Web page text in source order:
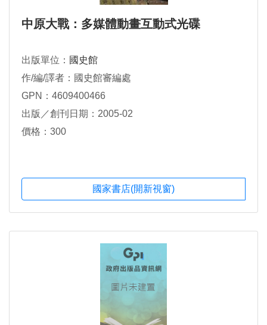
中原大戰：多媒體動畫互動式光碟
出版單位： 國史館
作/編/譯者：國史館審編處
GPN：4609400466
出版／創刊日期：2005-02
價格：300
國家書店(開新視窗)